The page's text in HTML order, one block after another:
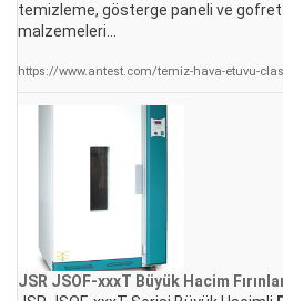
temizleme, gösterge paneli ve gofret
malzemeleri...
https://www.antest.com/temiz-hava-etuvu-
JSR JSOF-xxxT Büyük Hacim